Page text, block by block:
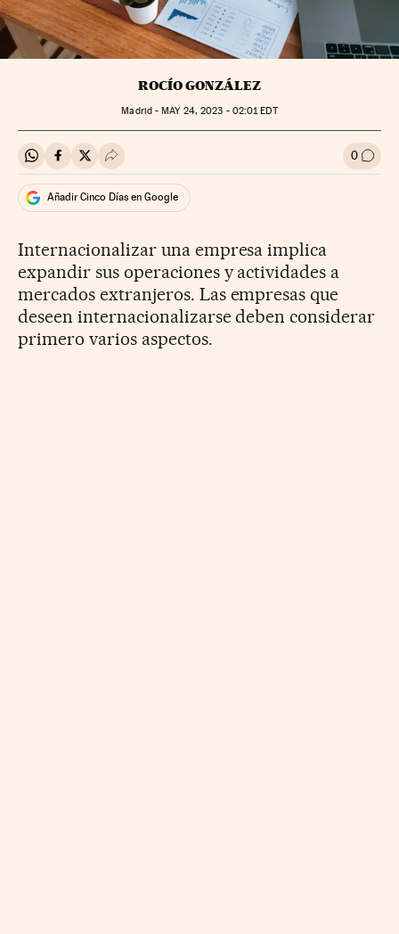
ROCÍO GONZÁLEZ
Madrid -MAY24, 2023 - 02:01EDT
Compartir en Whatsapp
Compartir en Facebook
Compartir en Twitter
Desplegar Redes Sociales 0 Ir a
Añadir Cinco Días en Google
Internacionalizar una empresa implica
expandir sus operaciones y actividades a
mercados extranjeros. Las empresas que
deseen internacionalizarse deben considerar
primero varios aspectos.